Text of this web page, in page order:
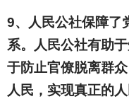
9、人民公社保障了
系。人民公社有助
于防止官僚脱离群
人民，实现真正的人